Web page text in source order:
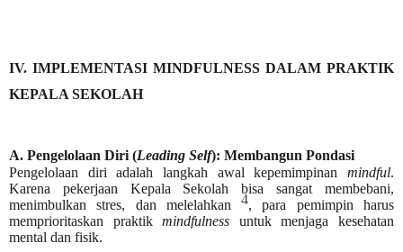
IV. IMPLEMENTASI MINDFULNESS DALAM PRAKTIK
KEPALA SEKOLAH
A. Pengelolaan Diri (Leading Self): Membangun Pondasi
Pengelolaan diri adalah langkah awal kepemimpinan mindful.
Karena pekerjaan Kepala Sekolah bisa sangat membebani,
menimbulkan stres, dan melelahkan4, para pemimpin harus
memprioritaskan praktikmindfulness untuk menjaga kesehatan
mental dan fisik.